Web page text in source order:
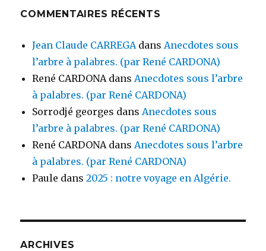
COMMENTAIRES RÉCENTS
Jean Claude CARREGA dans Anecdotes sous
l’arbre à palabres. (par René CARDONA)
René CARDONA dans Anecdotes sous l’arbre
à palabres. (par René CARDONA)
Sorrodjé georges dans Anecdotes sous
l’arbre à palabres. (par René CARDONA)
René CARDONA dans Anecdotes sous l’arbre
à palabres. (par René CARDONA)
Paule dans2025 : notre voyage en Algérie.
ARCHIVES